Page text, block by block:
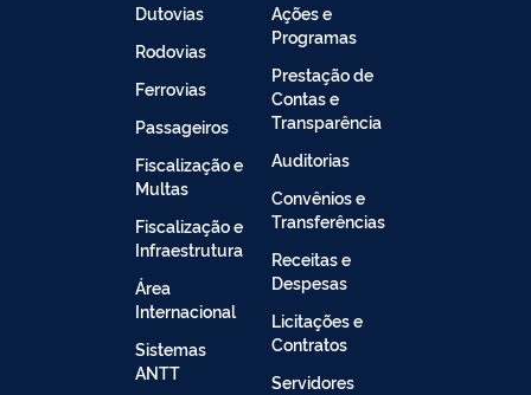
Dutovias
Rodovias
Ferrovias
Passageiros
Fiscalização e
Multas
Fiscalização e
Infraestrutura
Área
Internacional
Sistemas
ANTT
Ações e
Programas
Prestação de
Contas e
Transparência
Auditorias
Convênios e
Transferências
Receitas e
Despesas
Licitações e
Contratos
Servidores